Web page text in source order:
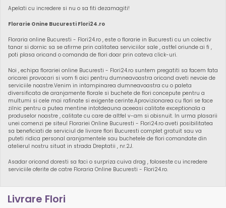
Apelati cu incredere si nu o sa fiti dezamagiti!
Florarie Onine Bucuresti Flori24.ro
Floraria online Bucuresti - Flori24.ro , este o florarie in Bucuresti cu un colectiv
tanar si dornic sa se afirme prin calitatea serviciilor sale , astfel oriunde ai fi ,
poti plasa oricand o comanda de flori doar prin cateva click-uri.
Noi , echipa florariei online Bucuresti - Flori24.ro suntem pregatiti sa facem fata
oricarei provocari si vom fi aici pentru dumneavoastra oricand aveti nevoie de
serviciile noastre.Venim in intampinarea dumneavoastra cu o paleta
diversificata de aranjamente florale si buchete de flori concepute pentru a
multumi si cele mai rafinate si exigente cerinte.Aprovizionarea cu flori se face
zilnic pentru a putea mentine intotdeauna aceeasi calitate exceptionala a
produselor noastre , calitate cu care de altfel v-am si obisnuit. In urma plasarii
unei comenzi pe siteul Florariei Online Bucuresti - Flori24.ro aveti posibilitatea
sa beneficiati de serviciul de livrare flori Bucuresti complet gratuit sau va
puteti ridica personal aranjamentele sau buchetele de flori comandate din
atelierul nostru situat in strada Dreptatii , nr.2J.
Asadar oricand doresti sa faci o surpriza cuiva drag , foloseste cu incredere
serviciile oferite de catre Floraria Online Bucuresti - Flori24.ro.
Livrare Flori